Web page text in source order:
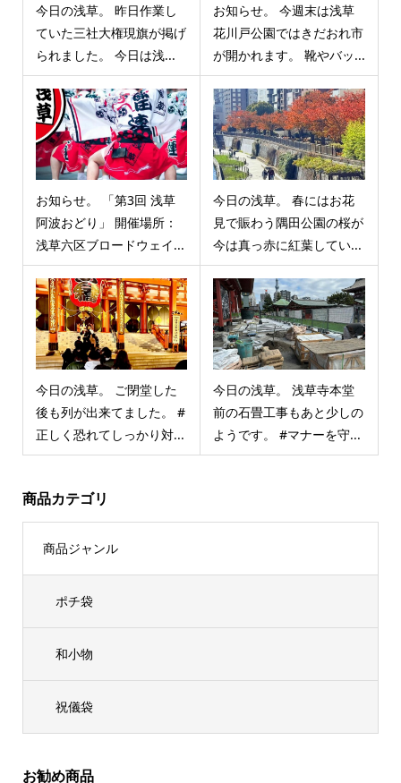
今日の浅草。 昨日作業し
ていた三社大権現旗が掲げ
られました。 今日は浅...
お知らせ。 今週末は浅草
花川戸公園ではきだおれ市
が開かれます。 靴やバッ...
お知らせ。 「第3回 浅草
阿波おどり」 開催場所：
浅草六区ブロードウェイ...
今日の浅草。 春にはお花
見で賑わう隅田公園の桜が
今は真っ赤に紅葉してい...
今日の浅草。 ご閉堂した
後も列が出来てました。 #
正しく恐れてしっかり対...
今日の浅草。 浅草寺本堂
前の石畳工事もあと少しの
ようです。 #マナーを守...
商品カテゴリ
商品ジャンル
ポチ袋
和小物
祝儀袋
お勧め商品